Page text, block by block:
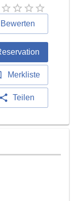
Bewerten
Merkliste
Teilen